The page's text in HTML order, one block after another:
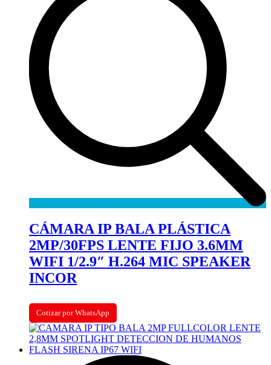
CÁMARA IP BALA PLÁSTICA
2MP/30FPS LENTE FIJO 3.6MM
WIFI 1/2.9″ H.264 MIC SPEAKER
INCOR
Cotizar por WhatsApp